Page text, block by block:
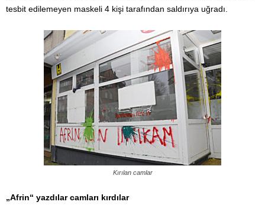
tesbit edilemeyen maskeli 4 kişi tarafından saldırıya uğradı.
Kırılan camlar
„Afrin“ yazdılar camları kırdılar